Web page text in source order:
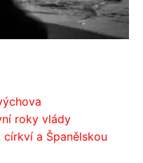
roky vlády
a Španělskou